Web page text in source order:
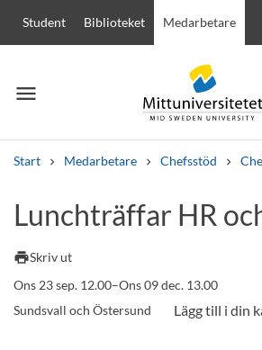
Student Biblioteket Medarbetare
menu
Meny
Start Medarbetare Chefsstöd
Andra söktjänster
Kurser och program
Lunchträffar HR
printSkriv ut
Ons 23 sep. 12.00–Ons 09 dec. 13.00
Sundsvall och Östersund